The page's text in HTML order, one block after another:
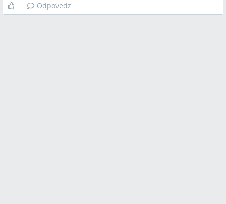
Odpovedz